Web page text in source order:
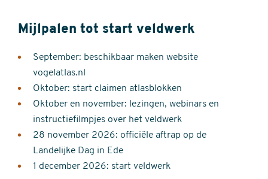
Mijlpalen tot start veldwerk
September: beschikbaar maken website
vogelatlas.nl
Oktober: start claimen atlasblokken
Oktober en november: lezingen, webinars en
instructiefilmpjes over het veldwerk
28 november 2026: officiële aftrap op de
Landelijke Dag in Ede
1 december 2026: start veldwerk